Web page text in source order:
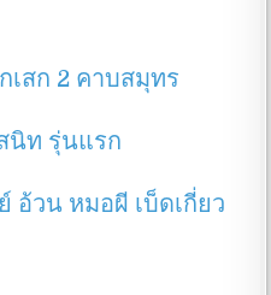
สก 2 คาบสมุทร
นิท รุ่นแรก
อ้วน หมอผี เบ็ดเกี่ยว